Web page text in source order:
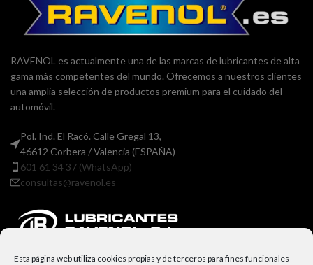
Esta página web utiliza cookies propias y de terceros para fines funcionales
RAVENOL es actualmente una de las marcas de lubricantes de alta
gama más competentes del mundo. Ofrecemos a nuestros clientes
una amplia selección de productos premium para el cuidado del
automóvil.
Pol. Ind. El Racó. Calle Gregal 13,
46612 Corbera / Valencia (ESPAÑA)
601 61 34 37 (WhatsApp)
consultas@ravenol.es